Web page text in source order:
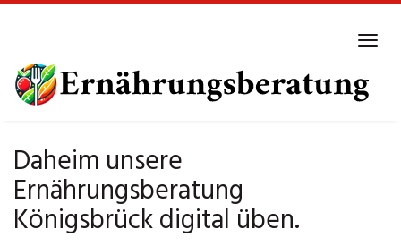
main
content
Daheim unsere
Ernährungsberatung
Königsbrück digital üben.